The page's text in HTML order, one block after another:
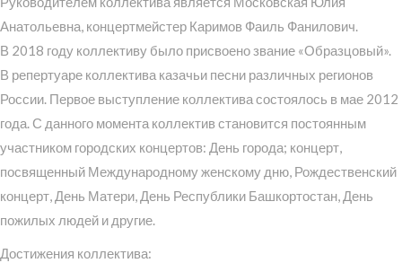
Анатольевна, концертмейстер Каримов Фаиль Фанилович.
В 2018 году коллективу было присвоено звание «Образцовый».
В репертуаре коллектива казачьи песни различных регионов
России. Первое выступление коллектива состоялось в мае 2012
года. С данного момента коллектив становится постоянным
участником городских концертов: День города; концерт,
посвященный Международному женскому дню, Рождественский
концерт, День Матери, День Республики Башкортостан, День
пожилых людей и другие.
Достижения коллектива: